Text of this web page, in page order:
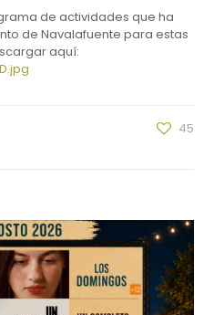
de actividades que ha
de Navalafuente para estas
aquí:
45